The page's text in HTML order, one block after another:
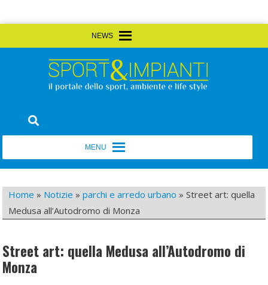
to
Sport&Impianti
Home » Notizie »parchi e arredo urbano »Street art: quella
Medusa all’Autodromo di Monza
Street art: quella Medusa all’Autodromo di
Monza